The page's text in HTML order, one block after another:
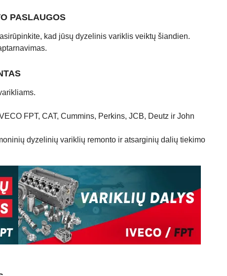
PASLAUGOS
kad jūsų dyzelinis variklis veiktų šiandien.
FPT, CAT, Cummins, Perkins, JCB, Deutz ir John
dyzelinių variklių remonto ir atsarginių dalių tiekimo